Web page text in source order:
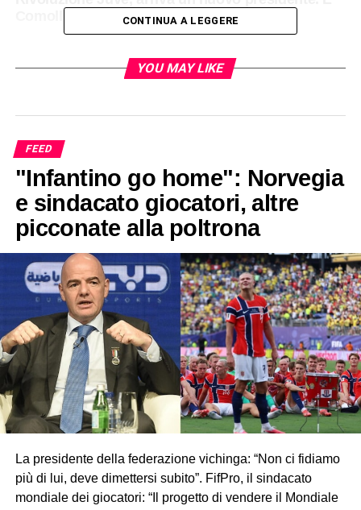
Comolli diventerà AdCONTINUA A LEGGERE
YOU MAY LIKE
FEED
"Infantino go home": Norvegia
e sindacato giocatori, altre
picconate alla poltrona
La presidente della federazione vichinga: “Non ci fidiamo
più di lui, deve dimettersi subito”. FifPro, il sindacato
mondiale dei giocatori: “Il progetto di vendere il Mondiale